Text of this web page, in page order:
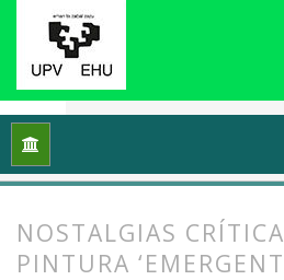
Inicio
NOSTALGIAS
PINTURA